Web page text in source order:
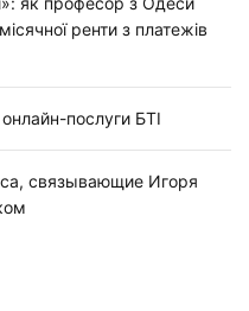
ренти з платежів
послуги БТІ
связывающие Игоря